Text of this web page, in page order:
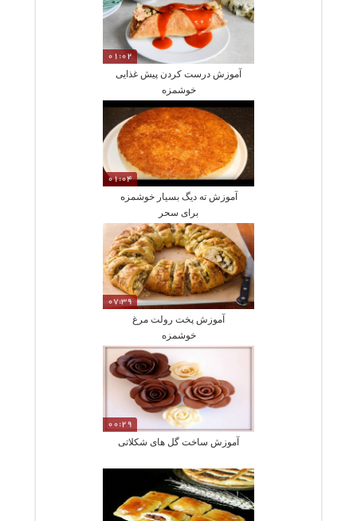
01:02
آموزش درست کردن پیش غذایی
خوشمزه
01:04
آموزش ته دیگ بسیار خوشمزه
برای سحر
07:39
آموزش پخت رولت مرغ
خوشمزه
00:29
آموزش ساخت گل های شکلاتی